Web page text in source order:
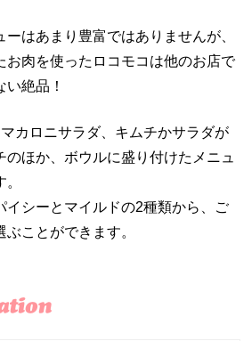
ーはあまり豊富ではありませんが、
お肉を使ったロコモコは他のお店で
絶品！
カロニサラダ、キムチかサラダが
ほか、ボウルに盛り付けたメニュ
イシーとマイルドの2種類から、ご
ことができます。